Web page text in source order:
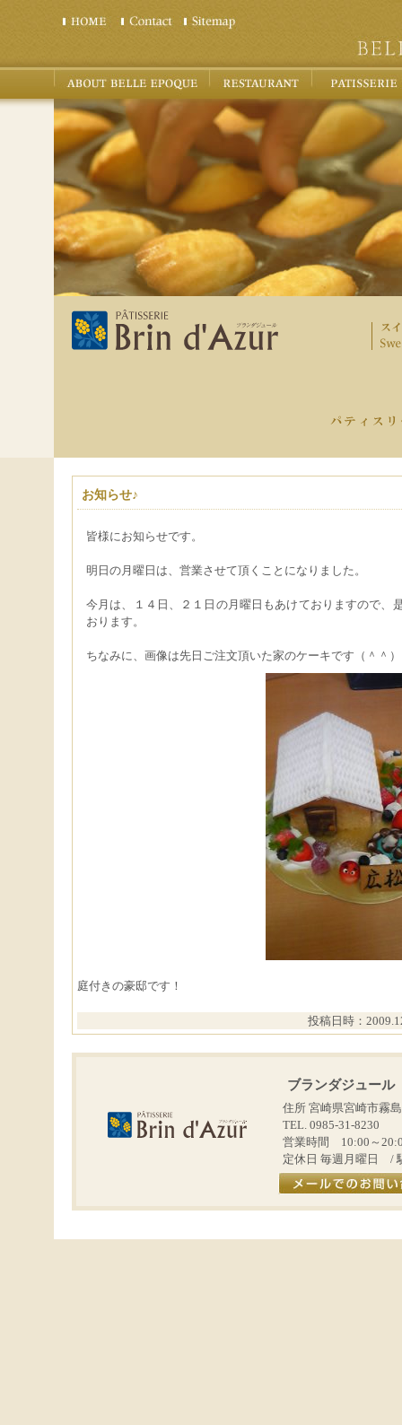
お知らせ♪
皆様にお知らせです。
明日の月曜日は、営業させて頂くことになりました。
今月は、１４日、２１日の月曜日もあけておりますので、
おります。
ちなみに、画像は先日ご注文頂いた家のケーキです（＾＾）
庭付きの豪邸です！
投稿日時：
ブランダジュール
住所 宮崎県宮崎市霧
TEL. 0985-31-8230
営業時間 10:00～
定休日 毎週月曜日 /